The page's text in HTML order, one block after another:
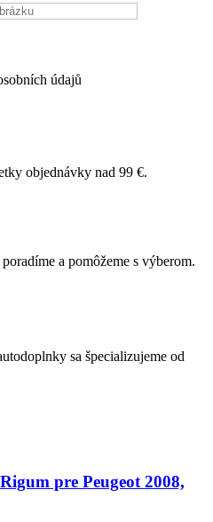
údajů
objednávky nad 99 €.
a pomôžeme s výberom.
sa špecializujeme od
pre Peugeot 2008,